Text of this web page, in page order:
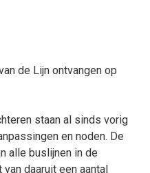
de Lijn ontvangen op
staan al sinds vorig
en noden. De
alle buslijnen in de
daaruit een aantal